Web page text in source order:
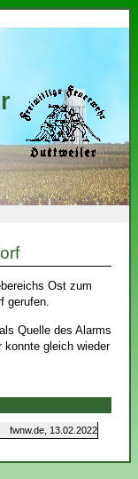
Ost zum
gerufen.
Quelle des Alarms
konnte gleich wieder
fwnw.de, 13.02.2022